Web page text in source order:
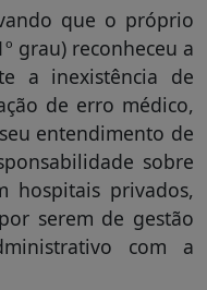
que o próprio
grau) reconheceu a
a inexistência de
de erro médico,
entendimento de
sobre
hospitais privados,
serem de gestão
com a